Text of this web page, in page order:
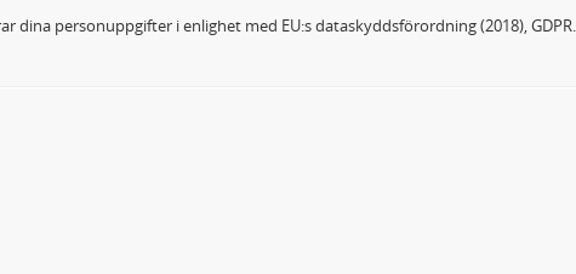
dina personuppgifter i enlighet med EU:s dataskyddsförordning (2018), GDPR.